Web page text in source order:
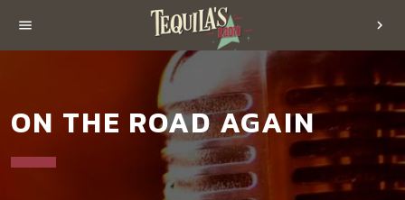
menu chevron_right
ON THE ROAD AGAIN